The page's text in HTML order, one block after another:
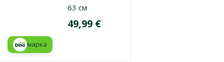
63 см
Цена
49,99 €
марка